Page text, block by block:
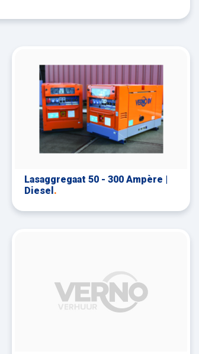
Lasaggregaat 50 - 300 Ampère |
Diesel .